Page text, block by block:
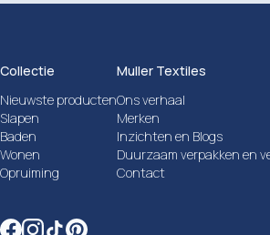
Collectie
Nieuwste producten
Slapen
Baden
Wonen
Opruiming
Muller Textiles
Ons verhaal
Merken
Inzichten en Blogs
Duurzaam verpakken en
Contact